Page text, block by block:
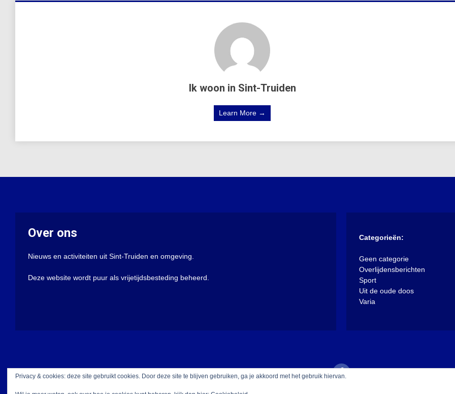
Ik woon in Sint-Truiden
Learn More →
Over ons
Nieuws en activiteiten uit Sint-Truiden en omgeving.
Deze website wordt puur als vrijetijdsbesteding beheerd.
Categorieën:
Geen categorie
Overlijdensberichten
Sport
Uit de oude doos
Varia
Privacy & cookies: deze site gebruikt cookies. Door deze site te blijven gebruiken, ga je akkoord met het gebruik hiervan.